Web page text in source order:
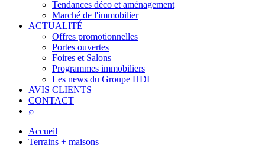
Tendances déco et aménagement
Marché de l'immobilier
ACTUALITÉ
Offres promotionnelles
Portes ouvertes
Foires et Salons
Programmes immobiliers
Les news du Groupe HDI
AVIS CLIENTS
CONTACT
⌕
Accueil
Terrains + maisons